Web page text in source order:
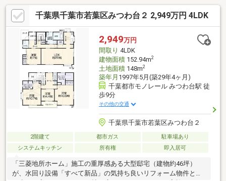
チン・嬉しい食洗機と浴室乾燥機付き♪・ご見学もお気軽にお問い
合わせください！〇●ご案内方法●〇ご来店できないお客様はご指
定場所（自宅送迎・最寄り駅・目印がある場所など）での待ち合
わせからのご案内も可能です（無料送迎）。お客様のご条件をお
聞かせいただければこちらの物件と一緒に他の物件もご案内致し
ます♪
千葉県千葉市若葉区みつわ台２ 2,949万円 4LDK
2,949万円
間取り 4LDK
建物面積152.94m2
土地面積148m2
築年月 1997年5月(築29年4ヶ月)
千葉都市モノレール みつわ台駅 徒
歩9分
その他の交通
千葉県千葉市若葉区みつわ台２
2階建て 都市ガス
駐車場あり
システムキッチン
所有権 即入居可
「三菱地所ホーム」施工の重厚感ある大型邸宅（建物約46坪）
が、水回り設備「すべて新品」の気持ち良いリフォーム物件とし